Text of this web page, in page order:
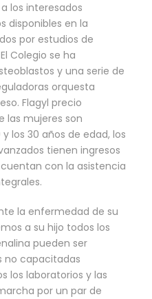
los interesados
disponibles en la
por estudios de
Colegio se ha
y una serie de
orquesta
Flagyl precio
las mujeres son
los 30 años de edad, los
tienen ingresos
con la asistencia
la enfermedad de su
a su hijo todos los
pueden ser
no capacitadas
los laboratorios y las
por un par de